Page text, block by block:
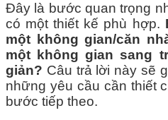
Đây là bước quan trọng
có một thiết kế phù hợp.
một không gian/căn
một không gian sang
giản? Câu trả lời này sẽ
những yêu cầu cần thiết
bước tiếp theo.